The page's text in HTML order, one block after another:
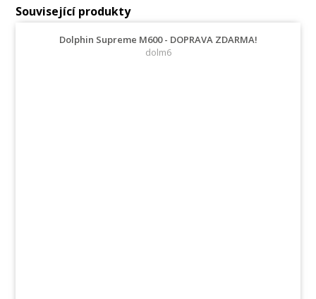
Související produkty
Dolphin Supreme M600 - DOPRAVA ZDARMA!
dolm6